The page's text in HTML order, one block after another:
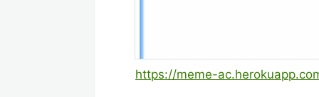
https://meme-